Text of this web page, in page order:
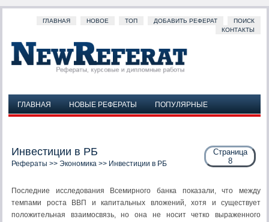
ГЛАВНАЯ НОВОЕ ТОП ДОБАВИТЬ РЕФЕРАТ
ПОИСК
КОНТАКТЫ
ГЛАВНАЯ НОВЫЕ РЕФЕРАТЫ
ПОПУЛЯРНЫЕ
Страница
8
Инвестиции в РБ
Рефераты >> Экономика >> Инвестиции в РБ
Последние исследования Всемирного банка показали, что между
темпами роста ВВП и капитальных вложений, хотя и существует
положительная взаимосвязь, но она не носит четко выраженного